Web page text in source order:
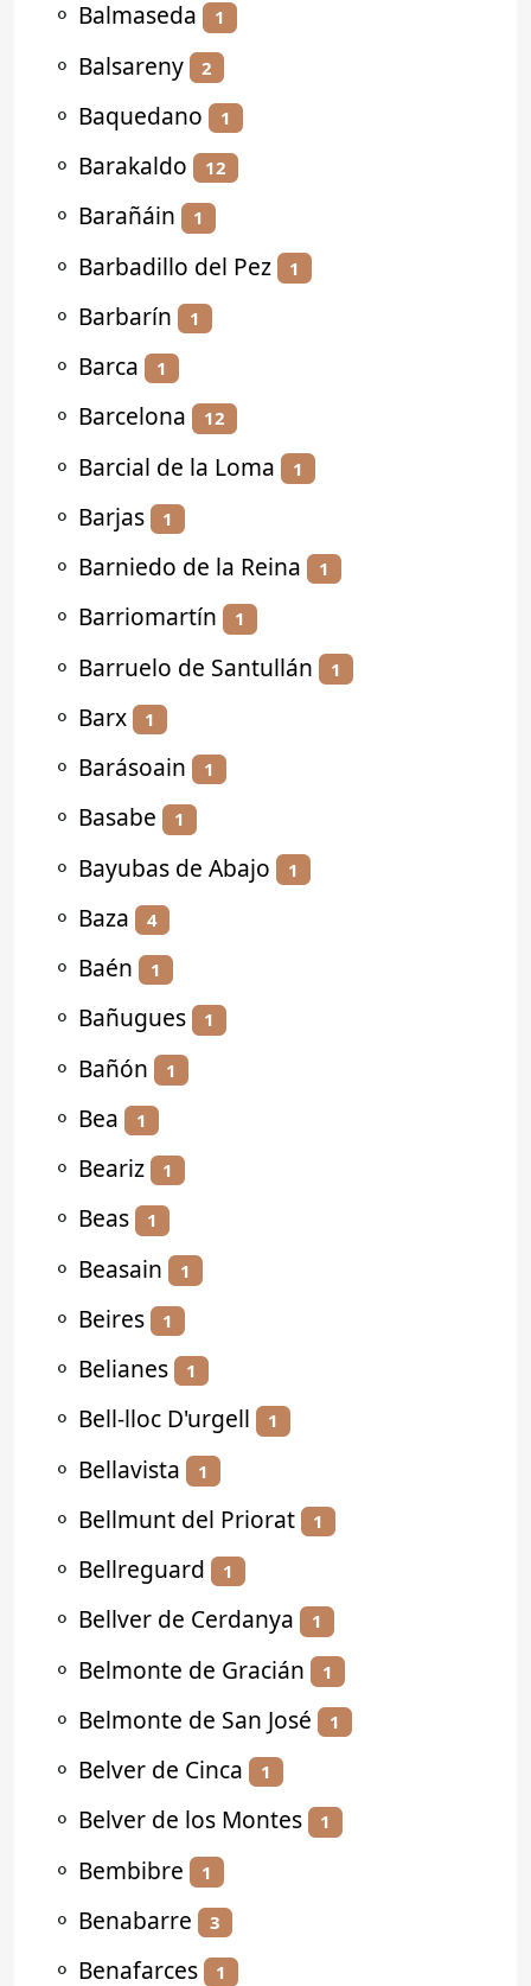
⚬ Balmaseda 1
⚬ Balsareny 2
⚬ Baquedano 1
⚬ Barakaldo 12
⚬ Barañáin 1
⚬ Barbadillo del Pez 1
⚬ Barbarín 1
⚬ Barca 1
⚬ Barcelona 12
⚬ Barcial de la Loma 1
⚬ Barjas 1
⚬ Barniedo de la Reina 1
⚬ Barriomartín 1
⚬ Barruelo de Santullán 1
⚬ Barx 1
⚬ Barásoain 1
⚬ Basabe 1
⚬ Bayubas de Abajo 1
⚬ Baza 4
⚬ Baén 1
⚬ Bañugues 1
⚬ Bañón 1
⚬ Bea 1
⚬ Beariz 1
⚬ Beas 1
⚬ Beasain 1
⚬ Beires 1
⚬ Belianes 1
⚬ Bell-lloc D'urgell 1
⚬ Bellavista 1
⚬ Bellmunt del Priorat 1
⚬ Bellreguard 1
⚬ Bellver de Cerdanya 1
⚬ Belmonte de Gracián 1
⚬ Belmonte de San José 1
⚬ Belver de Cinca 1
⚬ Belver de los Montes 1
⚬ Bembibre 1
⚬ Benabarre 3
⚬ Benafarces 1